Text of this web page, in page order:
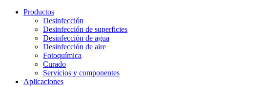
Productos
Desinfección
Desinfección de superficies
Desinfección de agua
Desinfección de aire
Fotoquímica
Curado
Servicios y componentes
Aplicaciones